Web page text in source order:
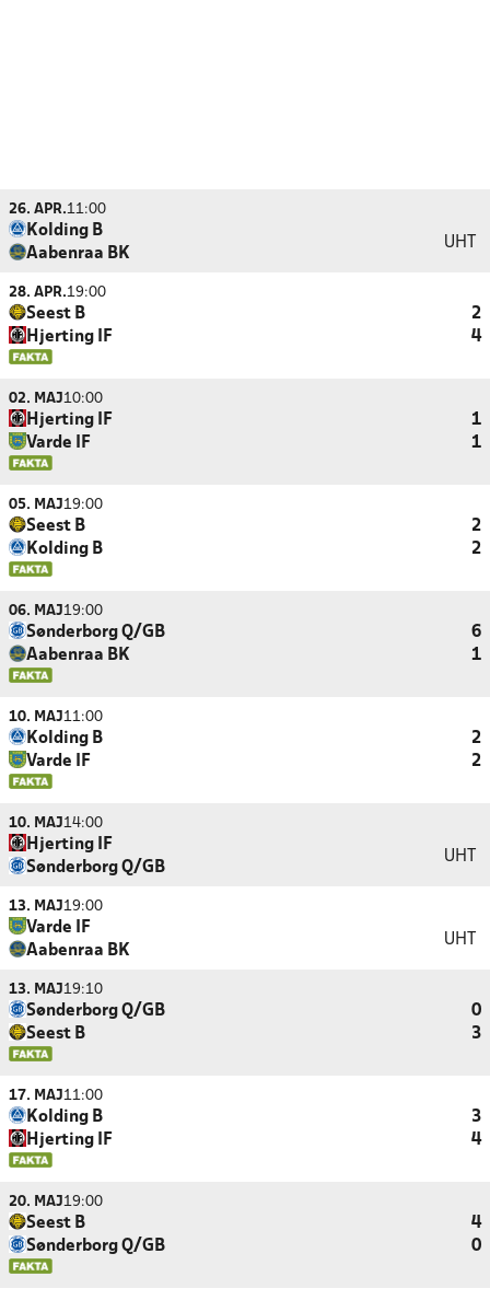
26. APR.11:00
Kolding B
Aabenraa BK
UHT
28. APR.19:00
Seest B
2
Hjerting IF
4
02. MAJ10:00
Hjerting IF
1
Varde IF
1
05. MAJ19:00
Seest B
2
Kolding B
2
06. MAJ19:00
Sønderborg Q/GB
6
Aabenraa BK
1
10. MAJ11:00
Kolding B
2
Varde IF
2
10. MAJ14:00
Hjerting IF
Sønderborg Q/GB
UHT
13. MAJ19:00
Varde IF
Aabenraa BK
UHT
13. MAJ19:10
Sønderborg Q/GB
0
Seest B
3
17. MAJ11:00
Kolding B
3
Hjerting IF
4
20. MAJ19:00
Seest B
4
Sønderborg Q/GB
0